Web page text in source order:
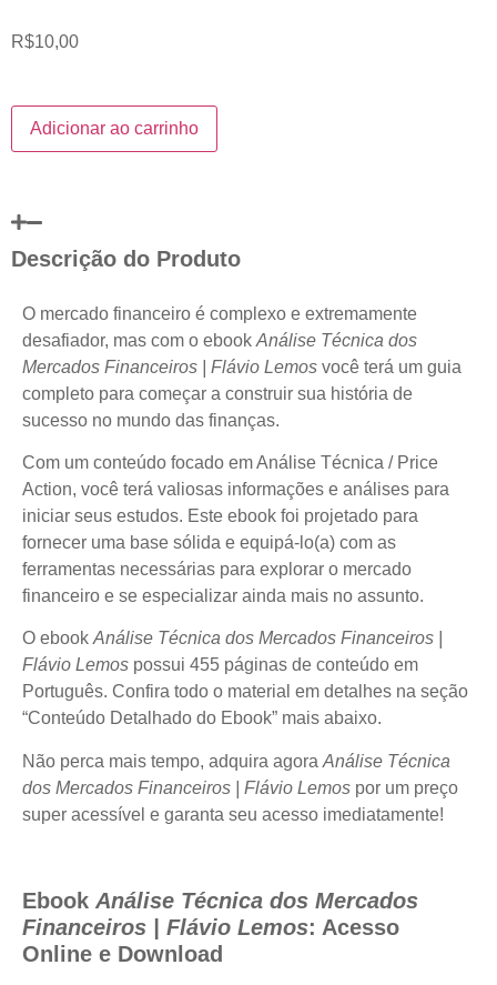
R$10,00
Adicionar ao carrinho
Descrição do Produto
O mercado financeiro é complexo e extremamente
desafiador, mas com o ebook Análise Técnica dos
Mercados Financeiros | Flávio Lemos você terá um guia
completo para começar a construir sua história de
sucesso no mundo das finanças.
Com um conteúdo focado em Análise Técnica / Price
Action, você terá valiosas informações e análises para
iniciar seus estudos. Este ebook foi projetado para
fornecer uma base sólida e equipá-lo(a) com as
ferramentas necessárias para explorar o mercado
financeiro e se especializar ainda mais no assunto.
O ebook Análise Técnica dos Mercados Financeiros |
Flávio Lemos possui 455 páginas de conteúdo em
Português. Confira todo o material em detalhes na seção
“Conteúdo Detalhado do Ebook” mais abaixo.
Não perca mais tempo, adquira agora Análise Técnica
dos Mercados Financeiros | Flávio Lemos por um preço
super acessível e garanta seu acesso imediatamente!
Ebook Análise Técnica dos Mercados
Financeiros | Flávio Lemos: Acesso
Online e Download